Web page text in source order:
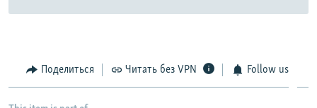
Поделиться Читать без VPN Follow us